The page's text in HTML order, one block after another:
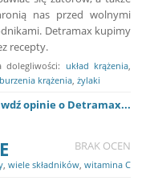
nas przed wolnymi
Detramax kupimy
recepty.
dolegliwości: układ krążenia
krążenia żylaki
opinie o Detramax...
BRAK OCEN
wiele składników witamina C